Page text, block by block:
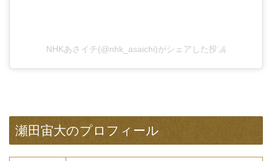
NHKあさイチ(@nhk_asaichi)がシェアした投稿
瀬田宙大のプロフィール